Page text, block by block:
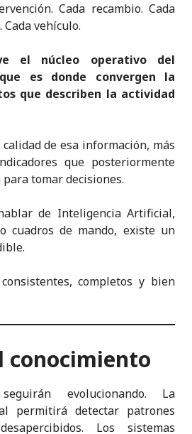
Cada recambio. Cada
vehículo.
el núcleo operativo del
es donde convergen la
que describen la actividad
de esa información, más
que posteriormente
tomar decisiones.
de Inteligencia Artificial,
cuadros de mando, existe un
completos y bien
conocimiento
evolucionando. La
permitirá detectar patrones
Los sistemas